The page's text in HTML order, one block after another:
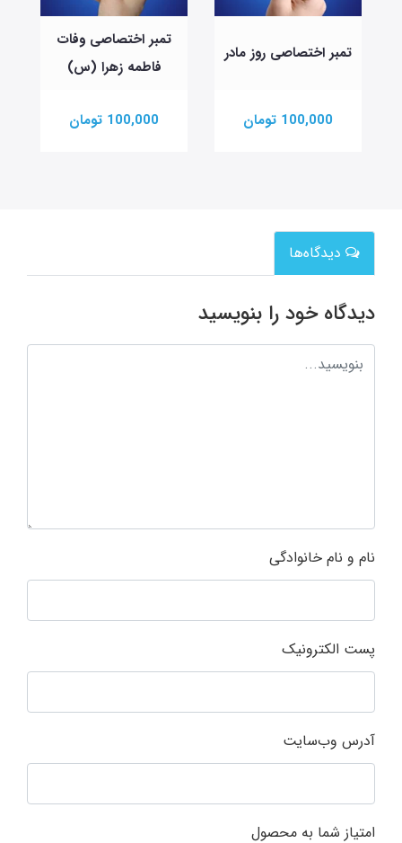
تمبر اختصاصی روز مادر
100,000 تومان
تمبر اختصاصی وفات
فاطمه زهرا (س)
100,000 تومان
دیدگاه‌ها
دیدگاه خود را بنویسید
نام و نام خانوادگی
پست الکترونیک
آدرس وب‌سایت
امتیاز شما به محصول